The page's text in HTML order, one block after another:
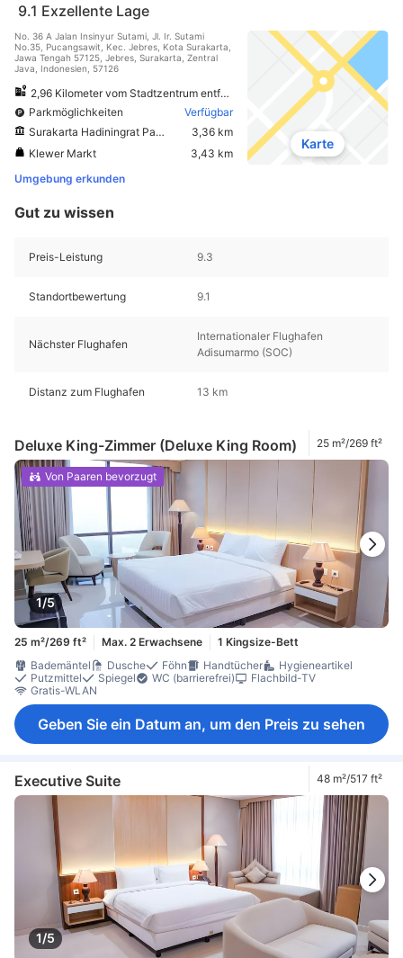
9.1 Exzellente Lage
No. 36 A Jalan Insinyur Sutami, Jl. Ir. Sutami
No.35, Pucangsawit, Kec. Jebres, Kota Surakarta,
Jawa Tengah 57125, Jebres, Surakarta, Zentral
Java, Indonesien, 57126
2,96 Kilometer vom Stadtzentrum entfernt
Parkmöglichkeiten
Verfügbar
Surakarta Hadiningrat Palace
3,36 km
Klewer Markt
3,43 km
Umgebung erkunden
Karte
Gut zu wissen
Preis-Leistung 9.3
Standortbewertung 9.1
Nächster Flughafen
Internationaler Flughafen
Adisumarmo (SOC)
Distanz zum Flughafen 13 km
Deluxe King-Zimmer (Deluxe King Room) 25 m²/269 ft²
1/5
Von Paaren bevorzugt
25 m²/269 ft² Max. 2 Erwachsene
1 Kingsize-Bett
Bademäntel
Dusche Föhn Handtücher
Hygieneartikel
Putzmittel
Spiegel WC (barrierefrei)
Flachbild-TV
Gratis-WLAN
Geben Sie ein Datum an, um den Preis zu sehen
Executive Suite 48 m²/517 ft²
1/5